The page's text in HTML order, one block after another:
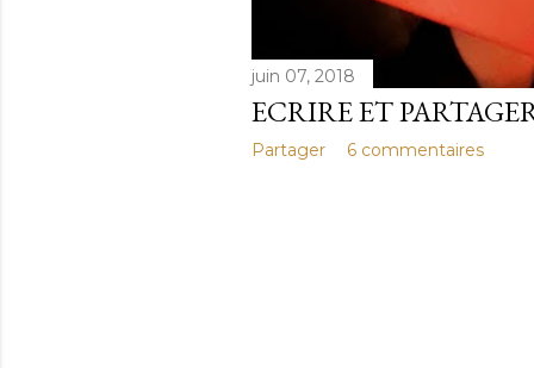
juin 07, 2018
ECRIRE ET
Partager 6 commentaires